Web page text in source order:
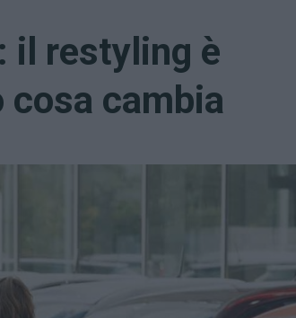
il restyling è
cosa cambia